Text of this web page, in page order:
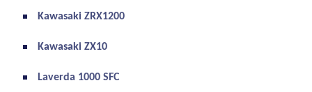
Kawasaki ZRX1200
Kawasaki ZX10
Laverda 1000 SFC